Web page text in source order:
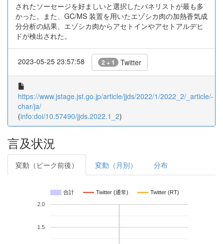
されたソーセージを好ましいと選択したパネリストが最も多
かった。また、GC/MS 装置を用いたエゾシカ肉の加熱香気成
分分析の結果、エゾシカ肉からアセトインやアセトアルデヒ
ドが検出された。
2023-05-25 23:57:58 2 + 1 Twitter
https://www.jstage.jst.go.jp/article/jjds/2022/1/2022_2/_article/-
char/ja/
(info:doi/10.57490/jjds.2022.1_2)
言及状況
変動（ピーク前後） 変動（月別） 分布
合計 Twitter (通常) Twitter (RT)
1.5
2.0